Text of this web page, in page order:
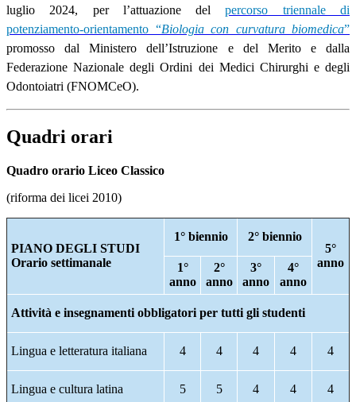
luglio 2024, per l’attuazione delpercorso triennale di
potenziamento-orientamento “Biologia con curvatura biomedica”
promosso dal Ministero dell’Istruzione e del Merito e dalla
Federazione Nazionale degli Ordini dei Medici Chirurghi e degli
Odontoiatri (FNOMCeO).
Quadri orari
Quadro orario Liceo Classico
(riforma dei licei 2010)
PIANO DEGLI STUDI
Orario settimanale
1° biennio
2° biennio
5°
anno
1°
anno
2°
anno
3°
anno
4°
anno
Attività e insegnamenti obbligatori per tutti gli studenti
Lingua e letteratura italiana 4 4 4 4 4
Lingua e cultura latina 5 5 4 4 4